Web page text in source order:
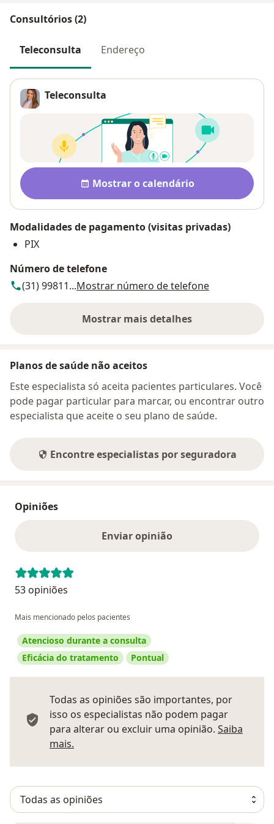
Consultórios (2)
Teleconsulta Endereço
Teleconsulta
Disponibilidade
Mostrar o calendário
Modalidades de pagamento (visitas privadas)
PIX
Número de telefone
(31) 99811...Mostrar número de telefone
Mostrar mais detalhes
sobre o endereço
Planos de saúde não aceitos
Este especialista só aceita pacientes particulares. Você
pode pagar particular para marcar, ou encontrar outro
especialista que aceite o seu plano de saúde.
Encontre especialistas por seguradora
Opiniões
Enviar opinião
53 opiniões
Mais mencionado pelos pacientes
Atencioso durante a consulta
Eficácia do tratamento
Pontual
Todas as opiniões são importantes, por
isso os especialistas não podem pagar
para alterar ou excluir uma opinião. Saiba
mais.